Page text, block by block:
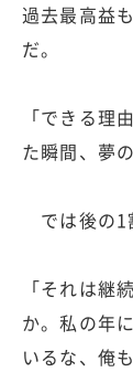
過去最高益
だ。
「できる理
た瞬間、夢
では後の1
「それは継
か。私の年
いるな、俺